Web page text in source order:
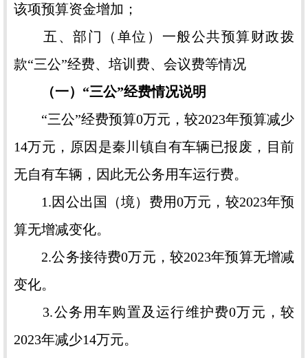
该项预算资金增加；
五、部门（单位）一般公共预算财政拨
款“三公”经费、培训费、会议费等情况
（一）“三公”经费情况说明
“三公”经费预算0万元，较2023年预算减少
14万元，原因是秦川镇自有车辆已报废，目前
无自有车辆，因此无公务用车运行费。
1.因公出国（境）费用0万元，较2023年预
算无增减变化。
2.公务接待费0万元，较2023年预算无增减
变化。
3.公务用车购置及运行维护费0万元，较
2023年减少14万元。